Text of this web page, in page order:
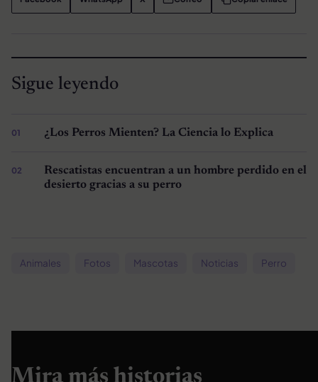
Sigue leyendo
¿Los Perros Mienten? La Ciencia lo Explica
Rescatistas encuentran a un hombre perdido en el
desierto gracias a su perro
Animales Fotos Mascotas Noticias Perro
Mira más historias